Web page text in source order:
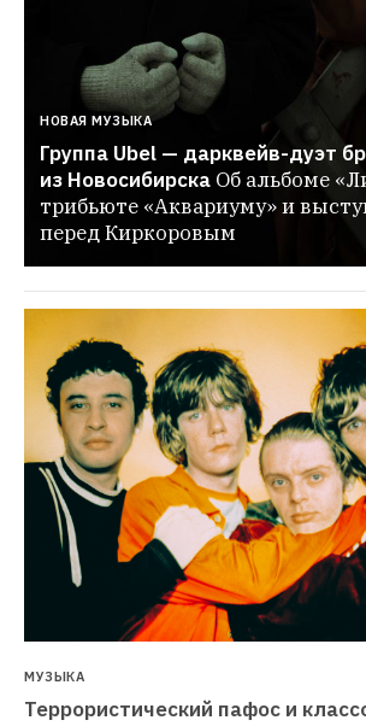
НОВАЯ МУЗЫКА
Группа Ubel — дарквейв-дуэт
из Новосибирска Об альбоме
трибьюте «Аквариуму» и
перед Киркоровым
МУЗЫКА
Террористический пафос и